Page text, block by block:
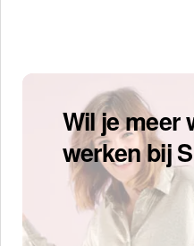
Wil je meer
werken bij